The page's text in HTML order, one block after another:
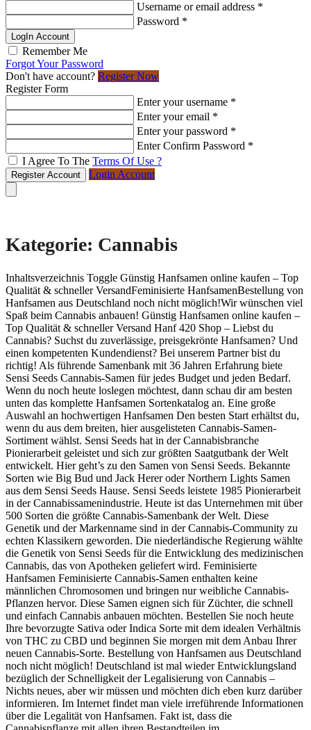
Username or email address *
Password *
LogIn Account
Remember Me
Forgot Your Password
Don't have account? Register Now
Register Form
Enter your username *
Enter your email *
Enter your password *
Enter Confirm Password *
I Agree To The Terms Of Use ?
Register Account Login Account
Kategorie: Cannabis
Inhaltsverzeichnis Toggle Günstig Hanfsamen online kaufen – Top
Qualität & schneller VersandFeminisierte HanfsamenBestellung von
Hanfsamen aus Deutschland noch nicht möglich!Wir wünschen viel
Spaß beim Cannabis anbauen! Günstig Hanfsamen online kaufen –
Top Qualität & schneller Versand Hanf 420 Shop – Liebst du
Cannabis? Suchst du zuverlässige, preisgekrönte Hanfsamen? Und
einen kompetenten Kundendienst? Bei unserem Partner bist du
richtig! Als führende Samenbank mit 36 Jahren Erfahrung biete
Sensi Seeds Cannabis-Samen für jedes Budget und jeden Bedarf.
Wenn du noch heute loslegen möchtest, dann schau dir am besten
unten das komplette Hanfsamen Sortenkatalog an. Eine große
Auswahl an hochwertigen Hanfsamen Den besten Start erhältst du,
wenn du aus dem breiten, hier ausgelisteten Cannabis-Samen-
Sortiment wählst. Sensi Seeds hat in der Cannabisbranche
Pionierarbeit geleistet und sich zur größten Saatgutbank der Welt
entwickelt. Hier geht’s zu den Samen von Sensi Seeds. Bekannte
Sorten wie Big Bud und Jack Herer oder Northern Lights Samen
aus dem Sensi Seeds Hause. Sensi Seeds leistete 1985 Pionierarbeit
in der Cannabissamenindustrie. Heute ist das Unternehmen mit über
500 Sorten die größte Cannabis-Samenbank der Welt. Diese
Genetik und der Markenname sind in der Cannabis-Community zu
echten Klassikern geworden. Die niederländische Regierung wählte
die Genetik von Sensi Seeds für die Entwicklung des medizinischen
Cannabis, das von Apotheken geliefert wird. Feminisierte
Hanfsamen Feminisierte Cannabis-Samen enthalten keine
männlichen Chromosomen und bringen nur weibliche Cannabis-
Pflanzen hervor. Diese Samen eignen sich für Züchter, die schnell
und einfach Cannabis anbauen möchten. Bestellen Sie noch heute
Ihre bevorzugte Sativa oder Indica Sorte mit dem idealen Verhältnis
von THC zu CBD und beginnen Sie morgen mit dem Anbau Ihrer
neuen Cannabis-Sorte. Bestellung von Hanfsamen aus Deutschland
noch nicht möglich! Deutschland ist mal wieder Entwicklungsland
bezüglich der Schnelligkeit der Legalisierung von Cannabis –
Nichts neues, aber wir müssen und möchten dich eben kurz darüber
informieren. Im Internet findet man viele irreführende Informationen
über die Legalität von Hanfsamen. Fakt ist, dass die